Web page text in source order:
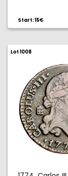
Start: 15€
Lot 1008